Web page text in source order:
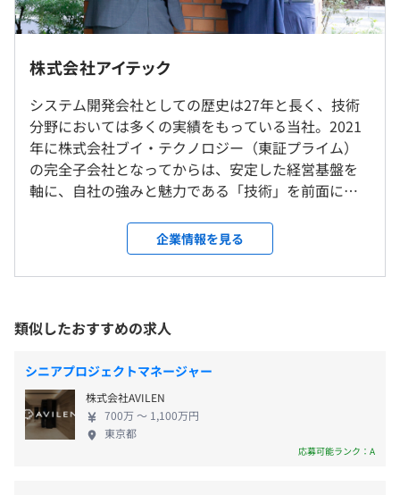
◆孤立の心配なし／心強いチーム体制での案件参画
今、当社ではチーム単位で案件に入ろうとしています。さ
らに社内では部署内のグループ・チーム単位で直接顔を合
わせて面談をおこなうなど、横のつながりも強めていま
す。リモート活用の案件も増えましたが、決して孤立した
りしません。
Java（フレームワーク使用）、JavaScript（フレームワ
定期的に技術担当・営業担当との面談を実施している当
社。今後はどのような方向性でキャリアを磨きたいのかに
ついてしっかり把握したうえで、希望のスキル・ポジショ
ンをお任せしていきます。会社からキャリアを強制するこ
とはありません。医療や製造系などの技術革新が顕著な分
社内もしくはお客様先での勤務となります。常駐先は都内
近郊です。
就業場所の変更範囲
＜雇入時＞
本社
＜変更範囲＞
会社の定める場所（テレワークを行う場所を含む）
受動喫煙防止措置に関する事項
9：00～17：30（実働7.5時間）
休憩時間：12：00〜13：00（60分）※お客様先により異
平均残業時間：月平均20時間以下
■完全週休2日制（土・日）
■産前・産後休暇（取得・復職実績あり）
■交通費（全額支給）
株式会社アイテック
システム開発会社としての歴史は27年と長く、技術
分野においては多くの実績をもっている当社。2021
年に株式会社ブイ・テクノロジー（東証プライム）
の完全子会社となってからは、安定した経営基盤を
軸に、自社の強みと魅力である「技術」を前面に打
ローガンに「チーム」での案件受注を目指した事業
形態の変革に取り組んでいます。 コロナ禍に入って
から停止していた新卒採用に代え、キャリアをIT技
件への参画を実現しています。またエキスパートの技
術者にはPLとしての経験者を輩出するなど、「市場
価値の高いエンジニアがいる会社」を目指した取り
組みをおこない、強みと魅力を磨き続けています。
エンジニアの平均年齢は38歳、平均在籍年数は9.6
年。有給休暇取得率は90％超。技術力の向上ととも
にワークライフバランスに配慮しております。 「技
企業情報を見る
類似したおすすめの求人
シニアプロジェクトマネージャー
株式会社AVILEN
700万 〜 1,100万円
東京都
応募可能ランク：A